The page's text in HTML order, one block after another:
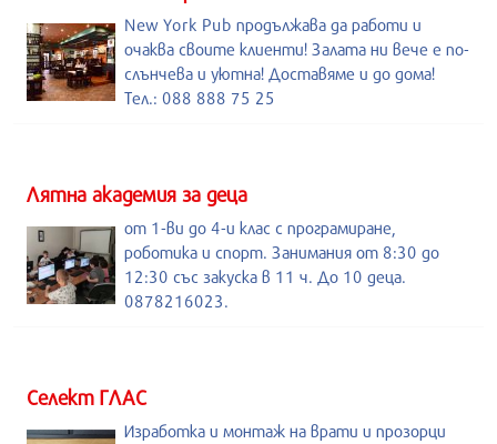
New York Pub продължава да работи и
очаква своите клиенти! Залата ни вече е по-
слънчева и уютна! Доставяме и до дома!
Тел.: 088 888 75 25
Лятна академия за деца
от 1-ви до 4-и клас с програмиране,
роботика и спорт. Занимания от 8:30 до
12:30 със закуска в 11 ч. До 10 деца.
0878216023.
Селект ГЛАС
Изработка и монтаж на врати и прозорци